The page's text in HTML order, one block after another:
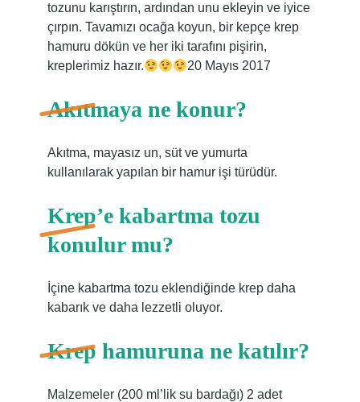
tozunu karıştırın, ardından unu ekleyin ve iyice
çırpın. Tavamızı ocağa koyun, bir kepçe krep
hamuru dökün ve her iki tarafını pişirin,
kreplerimiz hazır.
20 Mayıs 2017
Akıtmaya ne konur?
Akıtma, mayasız un, süt ve yumurta
kullanılarak yapılan bir hamur işi türüdür.
Krep’e kabartma tozu
konulur mu?
İçine kabartma tozu eklendiğinde krep daha
kabarık ve daha lezzetli oluyor.
Krep hamuruna ne katılır?
Malzemeler (200 ml’lik su bardağı) 2 adet